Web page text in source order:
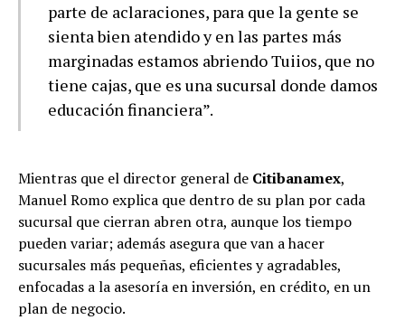
parte de aclaraciones, para que la gente se
sienta bien atendido y en las partes más
marginadas estamos abriendo Tuiios, que no
tiene cajas, que es una sucursal donde damos
educación financiera”.
Mientras que el director general de Citibanamex,
Manuel Romo explica que dentro de su plan por cada
sucursal que cierran abren otra, aunque los tiempo
pueden variar; además asegura que van a hacer
sucursales más pequeñas, eficientes y agradables,
enfocadas a la asesoría en inversión, en crédito, en un
plan de negocio.